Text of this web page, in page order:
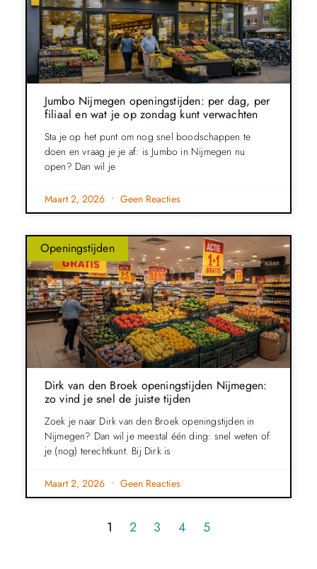
Jumbo Nijmegen openingstijden: per dag, per
filiaal en wat je op zondag kunt verwachten
Sta je op het punt om nog snel boodschappen te
doen en vraag je je af: is Jumbo in Nijmegen nu
open? Dan wil je
Maart 2, 2026 Geen Reacties
Openingstijden
Dirk van den Broek openingstijden Nijmegen:
zo vind je snel de juiste tijden
Zoek je naar Dirk van den Broek openingstijden in
Nijmegen? Dan wil je meestal één ding: snel weten of
je (nog) terechtkunt. Bij Dirk is
Maart 2, 2026 Geen Reacties
1 2 3 4 5